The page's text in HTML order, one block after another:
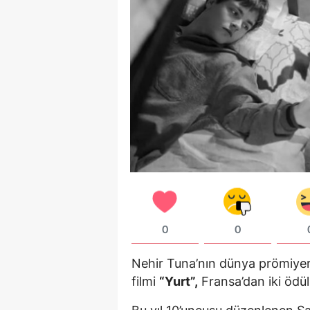
0 0
Nehir Tuna’nın dünya
filmi “Yurt”, Fransa’dan iki